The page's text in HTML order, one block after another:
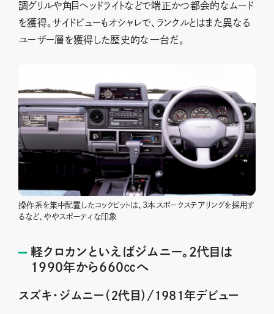
調グリルや角目ヘッドライトなどで端正かつ都会的なムード
を獲得。サイドビューもオシャレで、ランクルとはまた異なる
ユーザー層を獲得した歴史的な一台だ。
操作系を集中配置したコックピットは、3本スポークステアリングを採用す
るなど、ややスポーティな印象
軽クロカンといえばジムニー。2代目は
1990年から660㏄へ
スズキ・ジムニー（２代目）/1981年デビュー